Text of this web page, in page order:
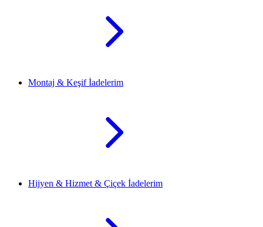
Montaj & Keşif İadelerim
Hijyen & Hizmet & Çiçek İadelerim